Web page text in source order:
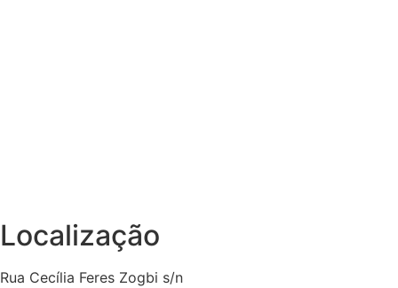
Localização
Rua Cecília Feres Zogbi s/n